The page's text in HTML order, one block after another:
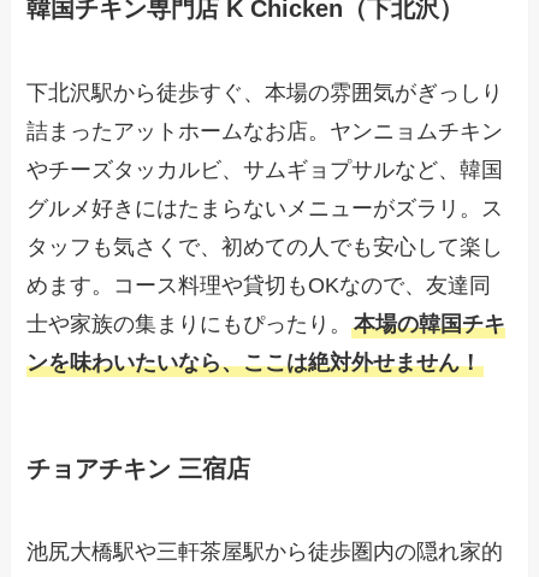
韓国チキン専門店 K Chicken（下北沢）
下北沢駅から徒歩すぐ、本場の雰囲気がぎっしり
詰まったアットホームなお店。ヤンニョムチキン
やチーズタッカルビ、サムギョプサルなど、韓国
グルメ好きにはたまらないメニューがズラリ。ス
タッフも気さくで、初めての人でも安心して楽し
めます。コース料理や貸切もOKなので、友達同
士や家族の集まりにもぴったり。本場の韓国チキ
ンを味わいたいなら、ここは絶対外せません！
チョアチキン 三宿店
池尻大橋駅や三軒茶屋駅から徒歩圏内の隠れ家的